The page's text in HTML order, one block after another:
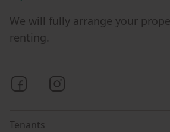
We will fully arrange your
renting.
Bezrealitky on Facebook
Tenants